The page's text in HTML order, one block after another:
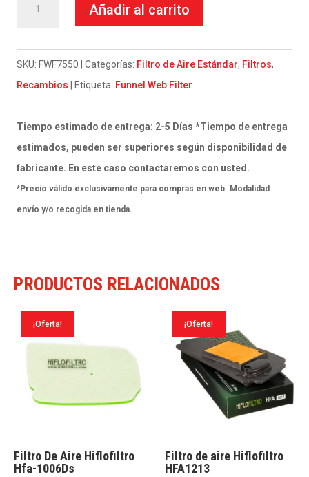
FUNNEL
WEB
FWF7550
PRO
SUZUKI
RM
08
18
/
RMZ
cantidad
Añadir al carrito
SKU: FWF7550 Categorías: Filtro de Aire Estándar, Filtros,
Recambios
Etiqueta: Funnel Web Filter
Tiempo estimado de entrega: 2-5 Días *Tiempo de entrega
estimados, pueden ser superiores según disponibilidad de
fabricante. En este caso contactaremos con usted.
*Precio válido exclusivamente para compras en web. Modalidad
envío y/o recogida en tienda.
PRODUCTOS RELACIONADOS
¡Oferta!
Filtro De Aire Hiflofiltro
Hfa-1006Ds
¡Oferta!
Filtro de aire Hiflofiltro
HFA1213